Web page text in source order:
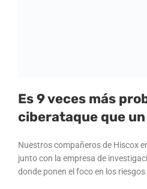
Es 9 veces más
ciberataque que
Nuestros compañeros de Hiscox
junto con la empresa de
donde ponen el foco en los riesgos